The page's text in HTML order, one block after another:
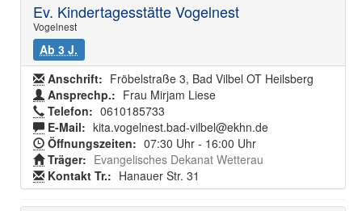
Ev. Kindertagesstätte Vogelnest
Vogelnest
Ab 3 J.
Anschrift: Fröbelstraße 3, Bad Vilbel OT Heilsberg
Ansprechp.: Frau Mirjam Liese
Telefon: 0610185733
E-Mail: kita.vogelnest.bad-vilbel@ekhn.de
Öffnungszeiten: 07:30 Uhr - 16:00 Uhr
Träger: Evangelisches Dekanat Wetterau
Kontakt Tr.: Hanauer Str. 31